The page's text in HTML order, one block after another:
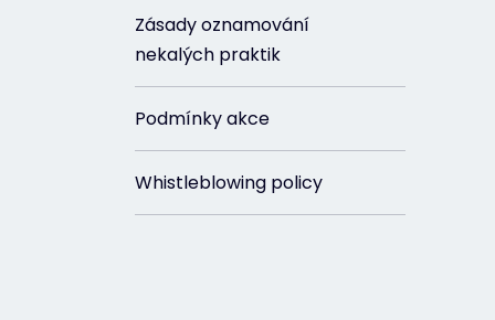
Zásady oznamování
nekalých praktik
Podmínky akce
Whistleblowing policy